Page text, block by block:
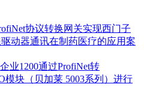
协议转换网关实现西门子
动器通讯在制药医疗的应用案
业1200通过ProfiNet转
模块（贝加莱 5003系列）进行